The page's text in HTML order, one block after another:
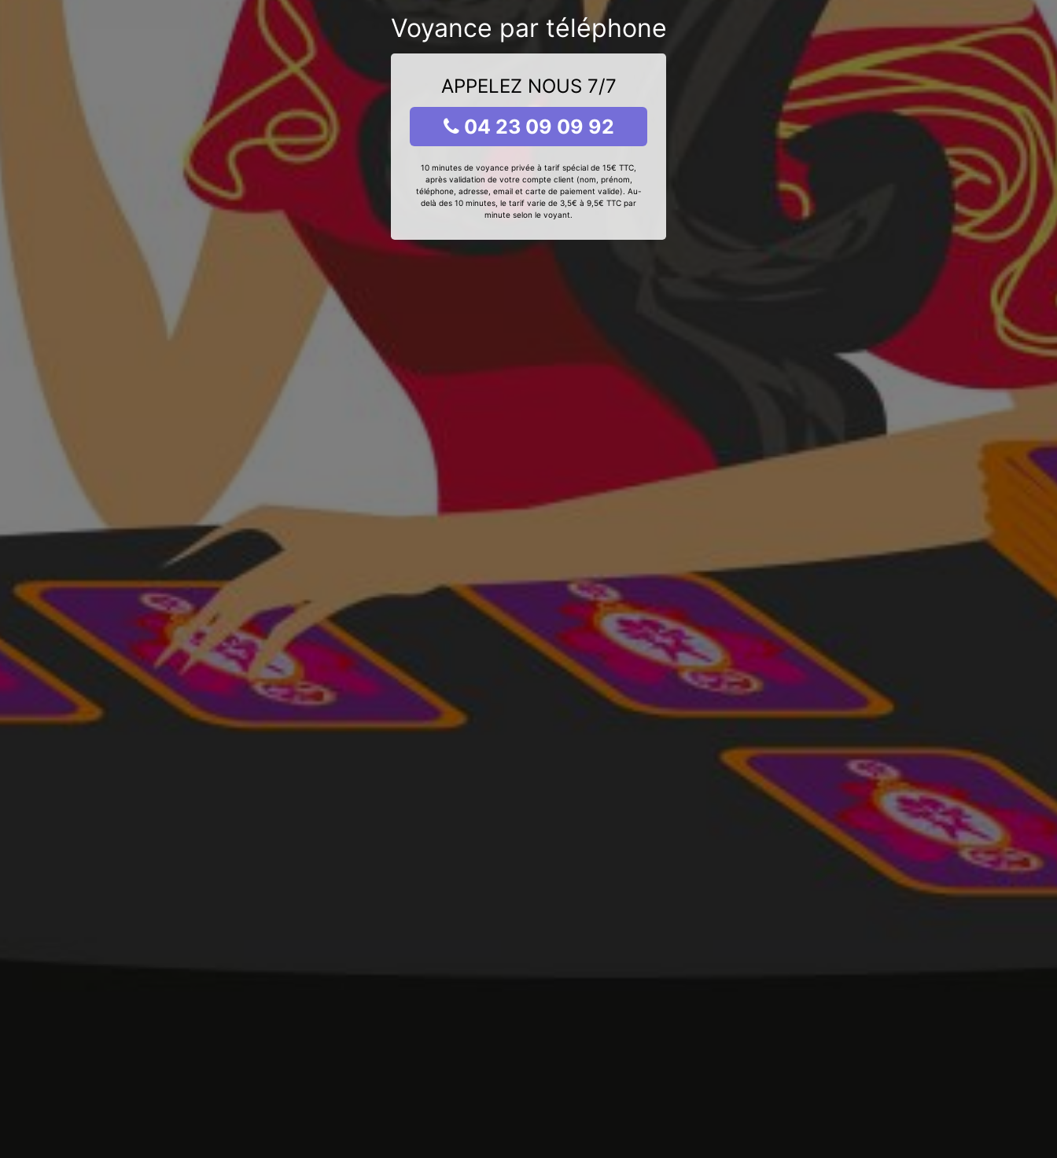
Voyance par téléphone
APPELEZ NOUS 7/7
04 23 09 09 92
10 minutes de voyance privée à tarif spécial de 15€ TTC,
après validation de votre compte client (nom, prénom,
téléphone, adresse, email et carte de paiement valide). Au-
delà des 10 minutes, le tarif varie de 3,5€ à 9,5€ TTC par
minute selon le voyant.